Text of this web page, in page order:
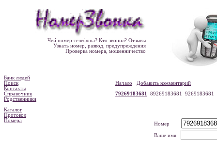
Чей номер телефона? Кто звонил? Отзывы
Узнать номер, развод, предупреждения
Проверка номера, мошенничество
Банк людей
Поиск
Контакты
Справочник
Родственники
Каталог
Протокол
Номера
Начало
Добавить комментарий
79269183681
89269183681 9269183681
Номер
Ваше имя